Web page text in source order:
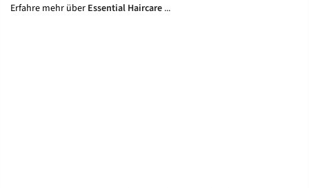
Erfahre mehr über Essential Haircare ...